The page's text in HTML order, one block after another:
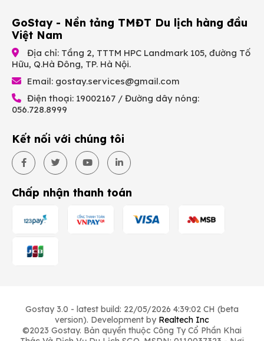
GoStay - Nền tảng TMĐT Du lịch hàng đầu
Việt Nam
Địa chỉ: Tầng 2, TTTM HPC Landmark 105, đường Tố
Hữu, Q.Hà Đông, TP. Hà Nội.
Email: gostay.services@gmail.com
Điện thoại: 19002167 / Đường dây nóng:
056.728.8999
Kết nối với chúng tôi
Chấp nhận thanh toán
Gostay 3.0 - latest build: 22/05/2026 4:39:02 CH (beta
version). Development by Realtech Inc
©2023 Gostay. Bản quyền thuộc Công Ty Cổ Phần Khai